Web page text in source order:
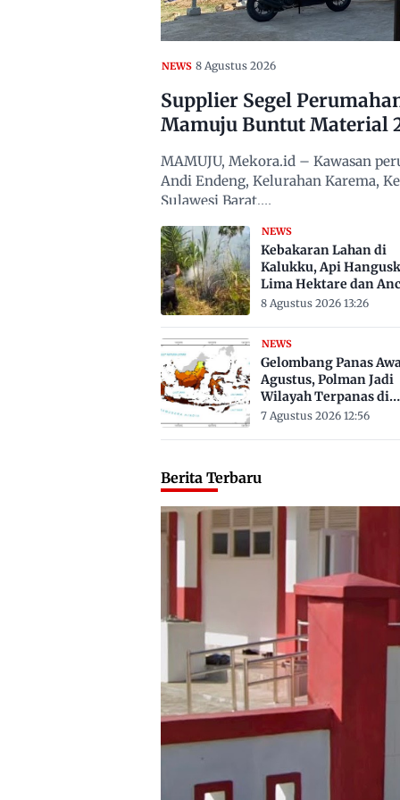
NEWS 8 Agustus 2026
Supplier Segel
Mamuju Buntut Material
MAMUJU, Mekora.id – Kawasan
Andi Endeng, Kelurahan Karema,
Sulawesi Barat,…
NEWS
Kebakaran Lahan di
Kalukku, Api
Lima Hektare dan
Permukiman
8 Agustus 2026 13:26
NEWS
Gelombang Panas
Agustus, Polman Jadi
Wilayah Terpanas di
Sulbar Suhu Lebih Dari
7 Agustus 2026 12:56
Berita Terbaru